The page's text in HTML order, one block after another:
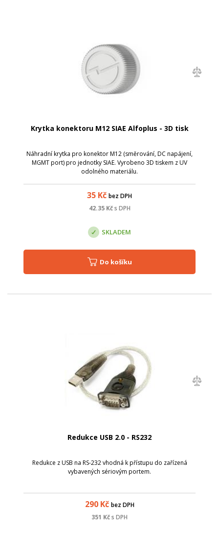
Krytka konektoru M12 SIAE Alfoplus - 3D tisk
Náhradní krytka pro konektor M12 (směrování, DC napájení,
MGMT port) pro jednotky SIAE. Vyrobeno 3D tiskem z UV
odolného materiálu.
35 Kč bez DPH
42.35Kč s DPH
SKLADEM
Do košíku
Redukce USB 2.0 - RS232
Redukce z USB na RS-232 vhodná k přístupu do zařízená
vybavených sériovým portem.
290Kč bez DPH
351 Kčs DPH